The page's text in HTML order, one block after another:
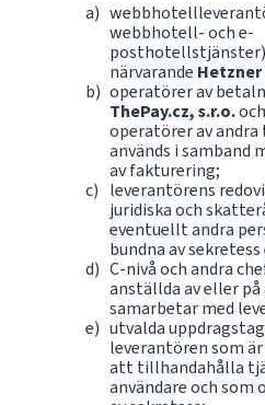
webbhotell- och e-
närvarande Hetzner
operatörer av
ThePay.cz, s.r.o.
operatörer av
används i samband
av fakturering;
leverantörens
juridiska och
eventuellt andra
bundna av
C-nivå och andra
anställda av eller
samarbetar med
utvalda
leverantören som
att tillhandahålla
användare och som